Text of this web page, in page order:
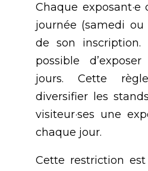
Chaque
journée (samedi
de son
possible
jours. Cette
diversifier les
visiteur·ses une
chaque jour.
Cette restriction